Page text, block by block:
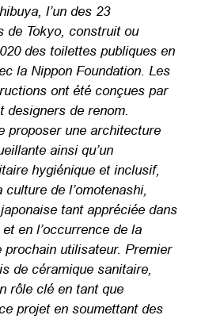
l’un des 23
de Tokyo, construit ou
des toilettes publiques en
la Nippon Foundation. Les
ont été conçues par
designers de renom.
proposer une architecture
ainsi qu’un
hygiénique et inclusif,
de l’omotenashi,
tant appréciée dans
en l’occurrence de la
utilisateur. Premier
de céramique sanitaire,
rôle clé en tant que
projet en soumettant des